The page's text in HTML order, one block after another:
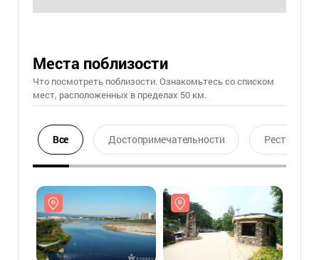
Места поблизости
Что посмотреть поблизости. Ознакомьтесь со списком
мест, расположенных в пределах 50 км.
Все Достопримечательности Ресторан